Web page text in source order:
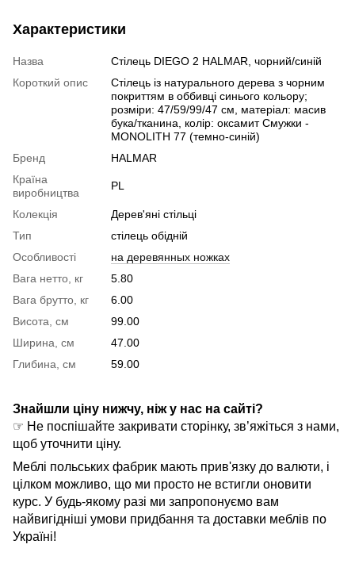
Характеристики
Назва
Стілець DIEGO 2 HALMAR, чорний/синій
Короткий опис
Стілець із натурального дерева з чорним
покриттям в оббивці синього кольору;
розміри: 47/59/99/47 см, матеріал: масив
бука/тканина, колір: оксамит Смужки -
MONOLITH 77 (темно-синій)
Бренд
HALMAR
Країна
виробництва
PL
Колекція
Дерев'яні стільці
Тип
стілець обідній
Особливості
на деревянных ножках
Вага нетто, кг
5.80
Вага брутто, кг
6.00
Висота, см
99.00
Ширина, см
47.00
Глибина, см
59.00
Знайшли ціну нижчу, ніж у нас на сайті?
☞ Не поспішайте закривати сторінку, зв’яжіться з нами,
щоб уточнити ціну.
Меблі польських фабрик мають прив'язку до валюти, і
цілком можливо, що ми просто не встигли оновити
курс. У будь-якому разі ми запропонуємо вам
найвигідніші умови придбання та доставки меблів по
Україні!